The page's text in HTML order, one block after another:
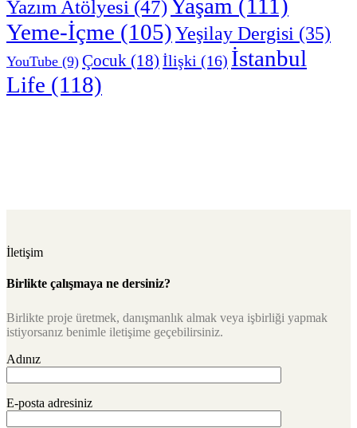
Yazım Atölyesi (47) Yaşam (111)
Yeme-İçme (105)Yeşilay Dergisi (35)
YouTube (9) Çocuk (18) İlişki (16) İstanbul
Life (118)
İletişim
Birlikte çalışmaya ne dersiniz?
Birlikte proje üretmek, danışmanlık almak veya işbirliği yapmak
istiyorsanız benimle iletişime geçebilirsiniz.
Adınız
E-posta adresiniz